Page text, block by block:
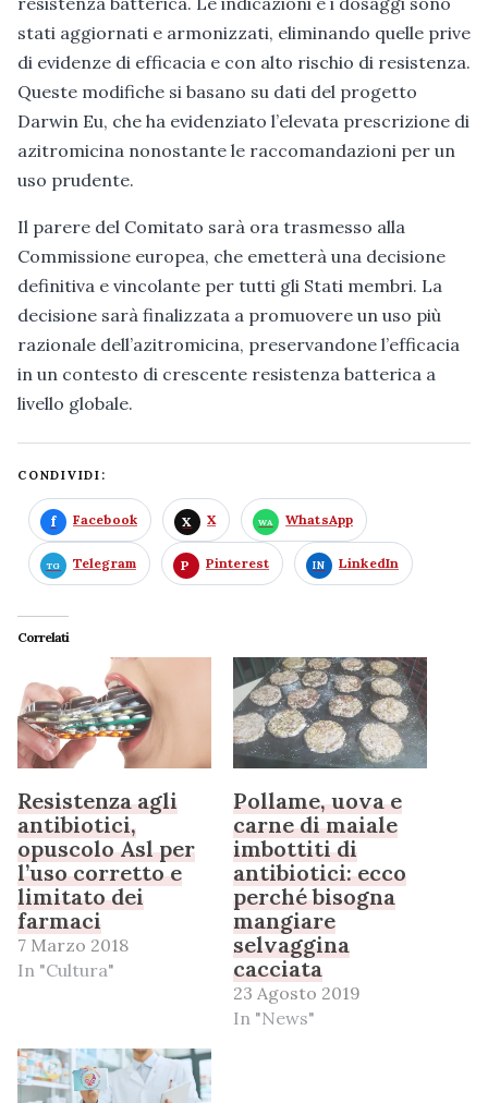
stati aggiornati e armonizzati, eliminando quelle prive
di evidenze di efficacia e con alto rischio di resistenza.
Queste modifiche si basano su dati del progetto
Darwin Eu, che ha evidenziato l’elevata prescrizione di
azitromicina nonostante le raccomandazioni per un
uso prudente.
Il parere del Comitato sarà ora trasmesso alla
Commissione europea, che emetterà una decisione
definitiva e vincolante per tutti gli Stati membri. La
decisione sarà finalizzata a promuovere un uso più
razionale dell’azitromicina, preservandone l’efficacia
in un contesto di crescente resistenza batterica a
livello globale.
CONDIVIDI:
Facebook X WhatsApp
Telegram Pinterest LinkedIn
Correlati
Resistenza agli
antibiotici,
opuscolo Asl per
l’uso corretto e
limitato dei
farmaci
7 Marzo 2018
In "Cultura"
Pollame, uova e
carne di maiale
imbottiti di
antibiotici: ecco
perché bisogna
mangiare
selvaggina
cacciata
23 Agosto 2019
In "News"